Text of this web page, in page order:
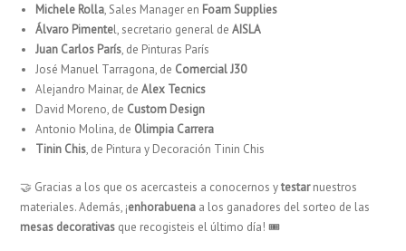
Michele Rolla, Sales Manager en Foam Supplies
Álvaro Pimentel, secretario general de AISLA
Juan Carlos París, de Pinturas París
José Manuel Tarragona, de Comercial J30
Alejandro Mainar, deAlex Tecnics
David Moreno, de Custom Design
Antonio Molina, de Olimpia Carrera
Tinin Chis, de Pintura y Decoración Tinin Chis
🤝 Gracias a los que os acercasteis a conocernos ytestarnuestros
materiales. Además, ¡enhorabuena a los ganadores del sorteo de las
mesas decorativas que recogisteis el último día! 🎟️